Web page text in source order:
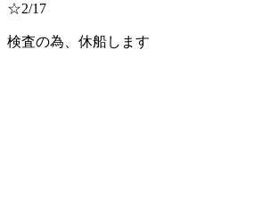
☆2/17
検査の為、休船します